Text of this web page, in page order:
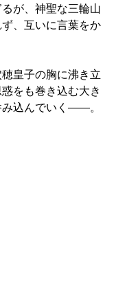
が、神聖な三輪山
、互いに言葉をか
皇子の胸に沸き立
をも巻き込む大き
み込んでいく――。